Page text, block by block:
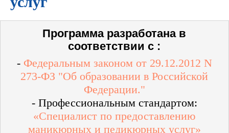
Программа разработана в
соответствии с :
- Федеральным законом от 29.12.2012 N
273-ФЗ "Об образовании в Российской
Федерации."
- Профессиональным стандартом:
«Специалист по предоставлению
маникюрных и педикюрных услуг»